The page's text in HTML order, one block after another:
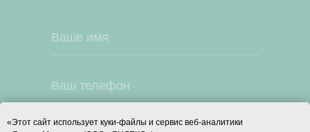
«Этот сайт использует куки-файлы и сервис веб-аналитики
Я даю согласие на